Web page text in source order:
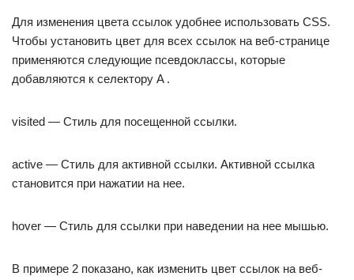
Для изменения цвета ссылок удобнее использовать CSS.
Чтобы установить цвет для всех ссылок на веб-странице
применяются следующие псевдоклассы, которые
добавляются к селектору A .
visited — Стиль для посещенной ссылки.
active — Стиль для активной ссылки. Активной ссылка
становится при нажатии на нее.
hover — Стиль для ссылки при наведении на нее мышью.
В примере 2 показано, как изменить цвет ссылок на веб-